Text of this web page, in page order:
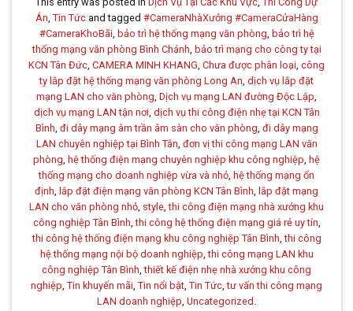
Án, Tin Tứcand tagged #CameraNhàXưởng #CameraCửaHàng
#CameraKhoBãi, bảo trì hệ thống mạng văn phòng, bảo trì hệ
thống mạng văn phòng Bình Chánh, bảo trì mạng cho công ty tại
KCN Tân Đức, CAMERA MINH KHANG, Chưa được phân loại, công
ty lắp đặt hệ thống mạng văn phòng Long An, dịch vụ lắp đặt
mạng LAN cho văn phòng, Dịch vụ mạng LAN đường Độc Lập,
dịch vụ mạng LAN tận nơi, dịch vụ thi công điện nhẹ tại KCN Tân
Bình, đi dây mạng âm trần âm sàn cho văn phòng, đi dây mạng
LAN chuyên nghiệp tại Bình Tân, đơn vị thi công mạng LAN văn
phòng, hệ thống điện mạng chuyên nghiệp khu công nghiệp, hệ
thống mạng cho doanh nghiệp vừa và nhỏ, hệ thống mạng ổn
định, lắp đặt điện mạng văn phòng KCN Tân Bình, lắp đặt mạng
LAN cho văn phòng nhỏ, style,thi công điện mạng nhà xưởng khu
công nghiệp Tân Bình,thi công hệ thống điện mạng giá rẻ uy tín,
thi công hệ thống điện mạng khu công nghiệp Tân Bình,thi công
hệ thống mạng nội bộ doanh nghiệp,thi công mạng LAN khu
công nghiệp Tân Bình,thiết kế điện nhẹ nhà xưởng khu công
nghiệp, Tin khuyến mãi, Tin nổi bật, Tin Tức,tư vấn thi công mạng
LAN doanh nghiệp, Uncategorized .